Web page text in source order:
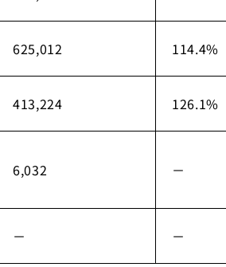
625,012 114.4%
413,224 126.1%
6,032 －
－ －